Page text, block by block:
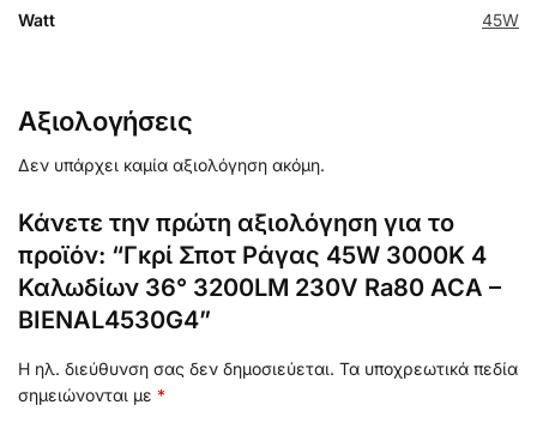
Watt 45W
Αξιολογήσεις
Δεν υπάρχει καμία αξιολόγηση ακόμη.
Κάνετε την πρώτη αξιολόγηση για το
προϊόν: “Γκρί Σποτ Ράγας 45W 3000K 4
Καλωδίων 36° 3200LM 230V Ra80 ACA –
BIENAL4530G4”
Η ηλ. διεύθυνση σας δεν δημοσιεύεται. Τα υποχρεωτικά πεδία
σημειώνονται με *